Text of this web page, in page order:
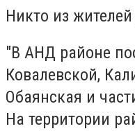
Никто из
"В АНД районе
Ковалевской,
Обаянская и
На территории